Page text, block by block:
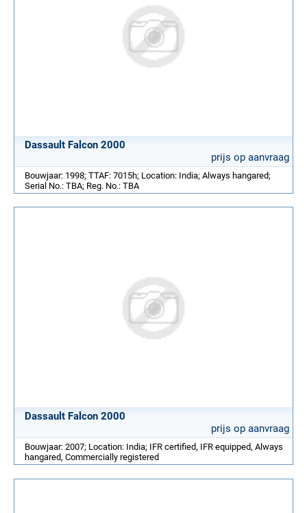
Dassault Falcon 2000
prijs op aanvraag
Bouwjaar: 1998; TTAF: 7015h; Location: India; Always hangared;
Serial No.: TBA; Reg. No.: TBA
Dassault Falcon 2000
prijs op aanvraag
Bouwjaar: 2007; Location: India; IFR certified, IFR equipped, Always
hangared, Commercially registered